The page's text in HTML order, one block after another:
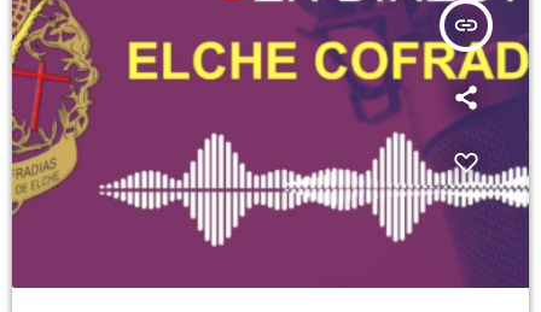
insert_link